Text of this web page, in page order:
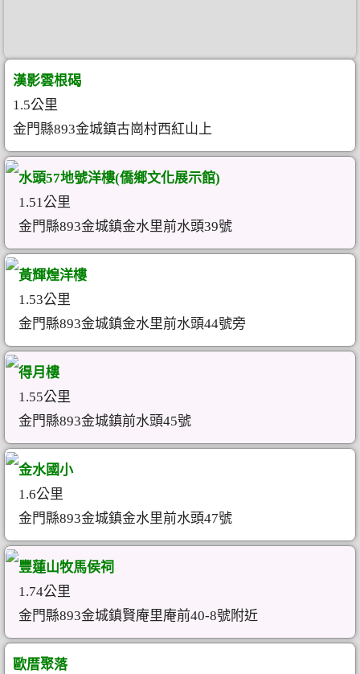
漢影雲根碣
1.5公里
金門縣893金城鎮古崗村西紅山上
水頭57地號洋樓(僑鄉文化展示館)
1.51公里
金門縣893金城鎮金水里前水頭39號
黃輝煌洋樓
1.53公里
金門縣893金城鎮金水里前水頭44號旁
得月樓
1.55公里
金門縣893金城鎮前水頭45號
金水國小
1.6公里
金門縣893金城鎮金水里前水頭47號
豐蓮山牧馬侯祠
1.74公里
金門縣893金城鎮賢庵里庵前40-8號附近
歐厝聚落